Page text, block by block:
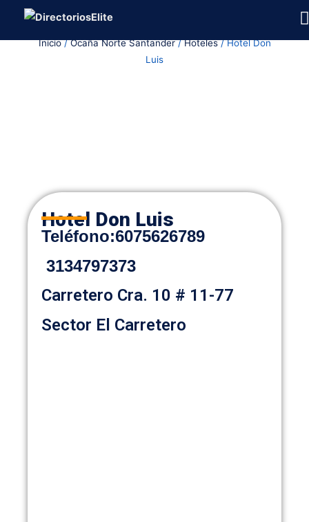
contenidoInicio/Ocaña Norte Santander/Hoteles/ Hotel Don
Luis
Hotel Don Luis
Teléfono:6075626789
3134797373
Carretero Cra. 10 # 11-77
Sector El Carretero